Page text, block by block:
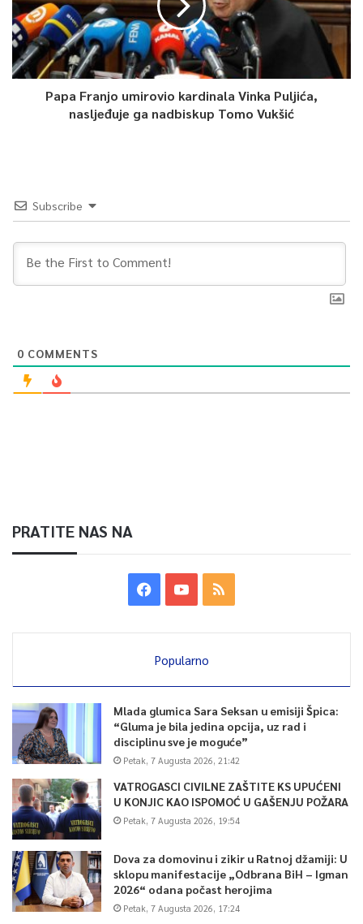
Papa Franjo umirovio kardinala Vinka Puljića,
nasljeđuje ga nadbiskup Tomo Vukšić
Subscribe
0 COMMENTS
PRATITE NAS NA
Popularno
Mlada glumica Sara Seksan u emisiji Špica:
“Gluma je bila jedina opcija, uz rad i
disciplinu sve je moguće”
Petak, 7 Augusta 2026, 21:42
VATROGASCI CIVILNE ZAŠTITE KS UPUĆENI
U KONJIC KAO ISPOMOĆ U GAŠENJU POŽARA
Petak, 7 Augusta 2026, 19:54
Dova za domovinu i zikir u Ratnoj džamiji: U
sklopu manifestacije „Odbrana BiH – Igman
2026“ odana počast herojima
Petak, 7 Augusta 2026, 17:24